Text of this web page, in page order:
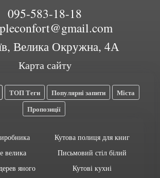
095-583-18-18
Велика Окружна, 4А
Карта сайту
ТОП Теги Популярні запити
Міста
Пропозиції
велика
яного
Кутова полиця для книг
Письмовий стіл білий
Кутові кухні